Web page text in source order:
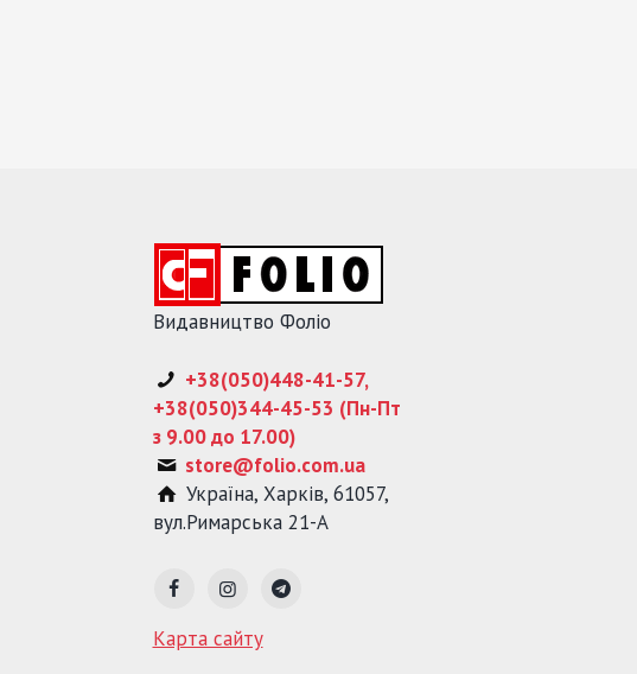
Видавництво Фоліо
+38(050)448-41-57,
+38(050)344-45-53 (Пн-Пт
з 9.00 до 17.00)
store@folio.com.ua
Україна,Харків,61057,
вул.Римарська 21-А
Карта сайту